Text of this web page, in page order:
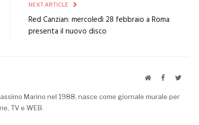
NEXT ARTICLE
Red Canzian: mercoledì 28 febbraio a Roma
presenta il nuovo disco
WebsiteFacebookTwitter
Marino nel 1988, nasce come giornale murale per
TV e WEB.